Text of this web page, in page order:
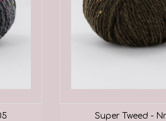
Super Tweed -